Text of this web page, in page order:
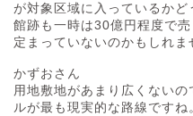
が対象区域に入っているか
館跡も一時は30億円程度で
定まっていないのかもしれま
かずおさん
用地敷地があまり広くない
ルが最も現実的な路線です